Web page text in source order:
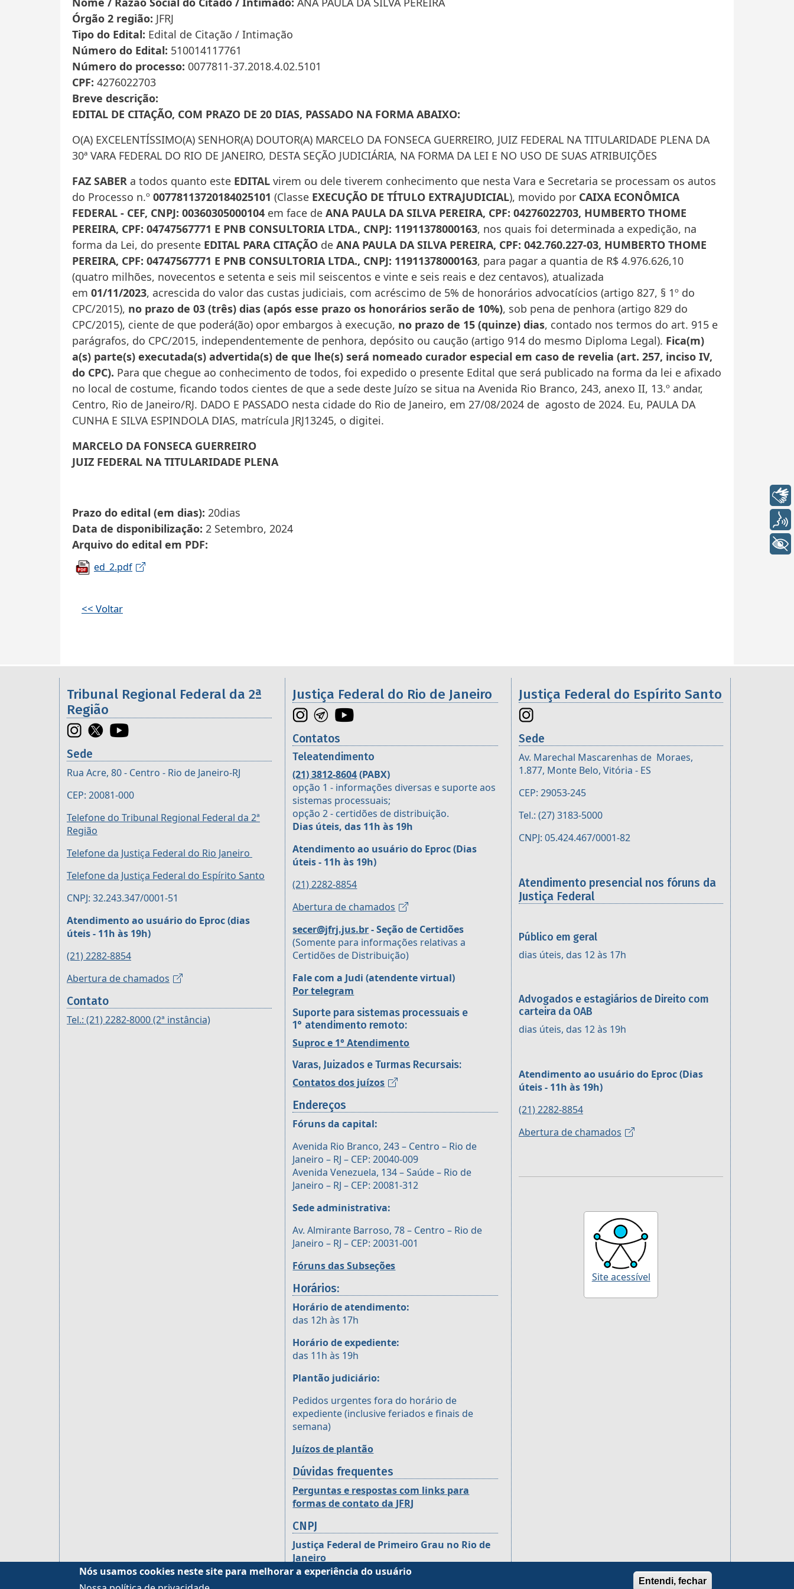
Órgão 2 região JFRJ
Tipo do Edital Edital de Citação / Intimação
Número do Edital 510014117761
Número do processo 0077811-37.2018.4.02.5101
CPF 4276022703
Breve descrição
EDITAL DE CITAÇÃO, COM PRAZO DE 20 DIAS, PASSADO NA FORMA ABAIXO:
O(A) EXCELENTÍSSIMO(A) SENHOR(A) DOUTOR(A) MARCELO DA FONSECA GUERREIRO, JUIZ FEDERAL NA TITULARIDADE PLENA DA
30ª VARA FEDERAL DO RIO DE JANEIRO, DESTA SEÇÃO JUDICIÁRIA, NA FORMA DA LEI E NO USO DE SUAS ATRIBUIÇÕES
FAZ SABER a todos quanto este EDITAL virem ou dele tiverem conhecimento que nesta Vara e Secretaria se processam os autos
do Processo n.º 00778113720184025101 (Classe EXECUÇÃO DE TÍTULO EXTRAJUDICIAL), movido por CAIXA ECONÔMICA
FEDERAL - CEF, CNPJ: 00360305000104 em face de ANA PAULA DA SILVA PEREIRA, CPF: 04276022703, HUMBERTO THOME
PEREIRA, CPF: 04747567771 E PNB CONSULTORIA LTDA., CNPJ: 11911378000163, nos quais foi determinada a expedição, na
forma da Lei, do presente EDITAL PARA CITAÇÃO de ANA PAULA DA SILVA PEREIRA, CPF: 042.760.227-03, HUMBERTO THOME
PEREIRA, CPF: 04747567771 E PNB CONSULTORIA LTDA., CNPJ: 11911378000163, para pagar a quantia de R$ 4.976.626,10
(quatro milhões, novecentos e setenta e seis mil seiscentos e vinte e seis reais e dez centavos), atualizada
em 01/11/2023, acrescida do valor das custas judiciais, com acréscimo de 5% de honorários advocatícios (artigo 827, § 1º do
CPC/2015), no prazo de 03 (três) dias (após esse prazo os honorários serão de 10%), sob pena de penhora (artigo 829 do
CPC/2015), ciente de que poderá(ão) opor embargos à execução, no prazo de 15 (quinze) dias, contado nos termos do art. 915 e
parágrafos, do CPC/2015, independentemente de penhora, depósito ou caução (artigo 914 do mesmo Diploma Legal). Fica(m)
a(s) parte(s) executada(s) advertida(s) de que lhe(s) será nomeado curador especial em caso de revelia (art. 257, inciso IV,
do CPC). Para que chegue ao conhecimento de todos, foi expedido o presente Edital que será publicado na forma da lei e afixado
no local de costume, ficando todos cientes de que a sede deste Juízo se situa na Avenida Rio Branco, 243, anexo II, 13.º andar,
Centro, Rio de Janeiro/RJ. DADO E PASSADO nesta cidade do Rio de Janeiro, em 27/08/2024 de agosto de 2024. Eu, PAULA DA
CUNHA E SILVA ESPINDOLA DIAS, matrícula JRJ13245, o digitei.
MARCELO DA FONSECA GUERREIRO
JUIZ FEDERAL NA TITULARIDADE PLENA
Prazo do edital (em dias) 20dias
Data de disponibilização 2 Setembro, 2024
Arquivo do edital em PDF
ed_2.pdf
<< Voltar
Informações úteis sobre os órgãos da 2ª Região
Tribunal Regional Federal da 2ª
Região
Sede
Rua Acre, 80 - Centro - Rio de Janeiro-RJ
CEP: 20081-000
Telefone do Tribunal Regional Federal da 2ª
Região
Telefone da Justiça Federal do Rio Janeiro
Telefone da Justiça Federal do Espírito Santo
CNPJ: 32.243.347/0001-51
Atendimento ao usuário do Eproc (dias
úteis - 11h às 19h)
(21) 2282-8854
Abertura de chamados
Contato
Tel.: (21) 2282-8000 (2ª instância)
Justiça Federal do Rio de Janeiro
Contatos
Teleatendimento
(21) 3812-8604(PABX)
opção 1 - informações diversas e suporte aos
sistemas processuais;
opção 2 - certidões de distribuição.
Dias úteis, das 11h às 19h
Atendimento ao usuário do Eproc (Dias
úteis - 11h às 19h)
(21) 2282-8854
Abertura de chamados
secer@jfrj.jus.br- Seção de Certidões
(Somente para informações relativas a
Certidões de Distribuição)
Fale com a Judi (atendente virtual)
Por telegram
Suporte para sistemas processuais e
1° atendimento remoto:
Suproc e 1° Atendimento
Varas, Juizados e Turmas Recursais:
Contatos dos juízos
Endereços
Fóruns da capital:
Avenida Rio Branco, 243 – Centro – Rio de
Janeiro – RJ – CEP: 20040-009
Avenida Venezuela, 134 – Saúde – Rio de
Janeiro – RJ – CEP: 20081-312
Sede administrativa:
Av. Almirante Barroso, 78 – Centro – Rio de
Janeiro – RJ – CEP: 20031-001
Fóruns das Subseções
Horários:
Horário de atendimento:
das 12h às 17h
Horário de expediente:
das 11h às 19h
Plantão judiciário:
Pedidos urgentes fora do horário de
expediente (inclusive feriados e finais de
semana)
Juízos de plantão
Dúvidas frequentes
Perguntas e respostas com links para
formas de contato da JFRJ
CNPJ
Justiça Federal de Primeiro Grau no Rio de
Janeiro
CNPJ: 05.424.540/0001-16
Justiça Federal do Espírito Santo
Sede
Av. Marechal Mascarenhas de Moraes,
1.877, Monte Belo, Vitória - ES
CEP: 29053-245
Tel.: (27) 3183-5000
CNPJ: 05.424.467/0001-82
Atendimento presencial nos fóruns da
Justiça Federal
Público em geral
dias úteis, das 12 às 17h
Advogados e estagiários de Direito com
carteira da OAB
dias úteis, das 12 às 19h
Atendimento ao usuário do Eproc (Dias
úteis - 11h às 19h)
(21) 2282-8854
Abertura de chamados
Site acessível
Nós usamos cookies neste site para melhorar a experiência do usuário
Entendi, fechar